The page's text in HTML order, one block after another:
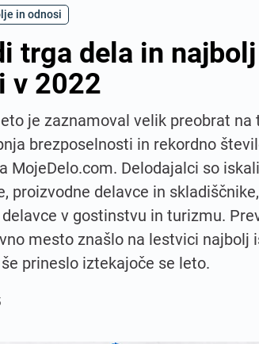
in odnosi
trga dela in
v 2022
je zaznamoval velik preobrat na
brezposelnosti in rekordno
MojeDelo.com. Delodajalci so
proizvodne delavce in
v gostinstvu in turizmu.
mesto znašlo na lestvici najbolj
prineslo iztekajoče se leto.